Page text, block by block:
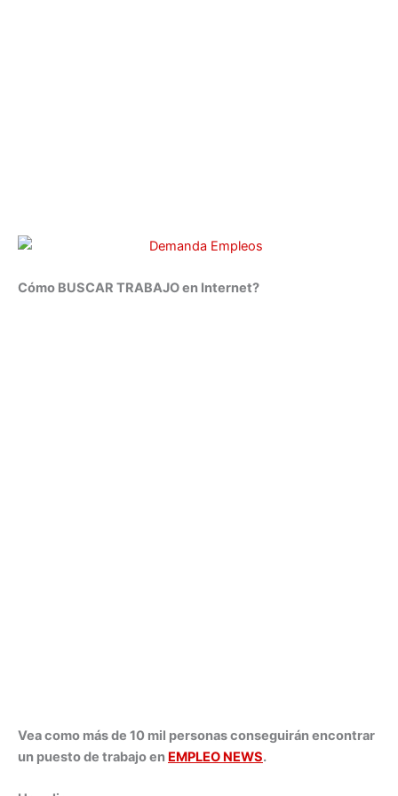
Cómo BUSCAR TRABAJO en Internet?
Vea como más de 10 mil personas conseguirán encontrar
un puesto de trabajo en EMPLEO NEWS.